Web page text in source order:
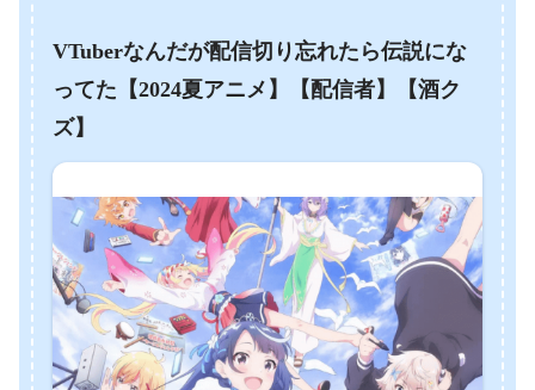
VTuberなんだが配信切り忘れたら伝説にな
ってた【2024夏アニメ】【配信者】【酒ク
ズ】